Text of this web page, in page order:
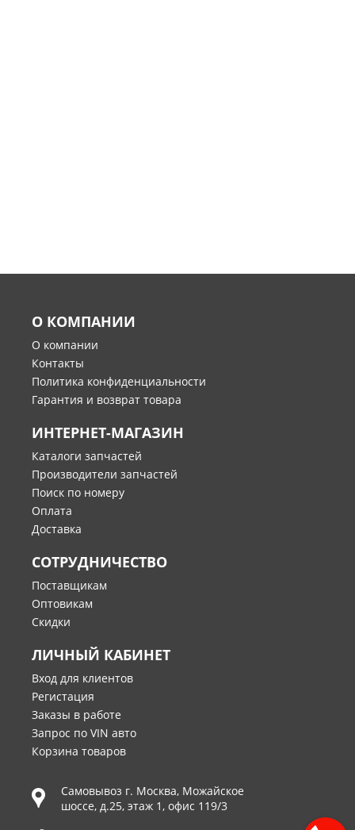
О КОМПАНИИ
О компании
Контакты
Политика конфиденциальности
Гарантия и возврат товара
ИНТЕРНЕТ-МАГАЗИН
Каталоги запчастей
Производители запчастей
Поиск по номеру
Оплата
Доставка
СОТРУДНИЧЕСТВО
Поставщикам
Оптовикам
Скидки
ЛИЧНЫЙ КАБИНЕТ
Вход для клиентов
Регистация
Заказы в работе
Запрос по VIN авто
Корзина товаров
Самовывоз г. Москва, Можайское
шоссе, д.25, этаж 1, офис 119/3